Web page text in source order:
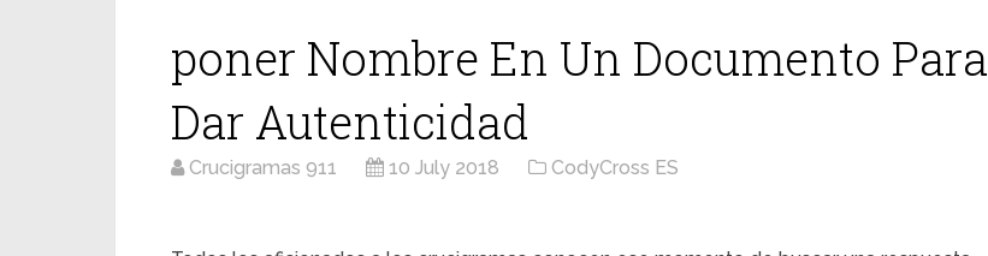
poner Nombre En Un Documento Para
Dar Autenticidad
Crucigramas 911 10 July 2018 CodyCross ES